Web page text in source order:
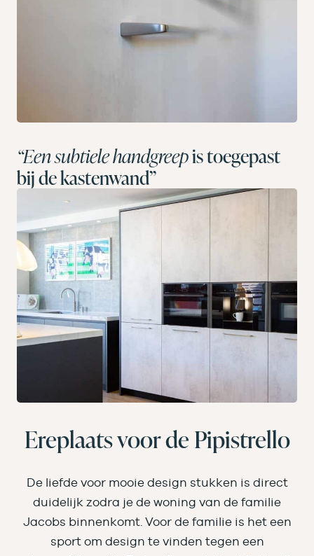
“Een subtiele handgreepis toegepast
bij de kastenwand”
Ereplaats voor de Pipistrello
De liefde voor mooie design stukken is direct
duidelijk zodra je de woning van de familie
Jacobs binnenkomt. Voor de familie is het een
sport om design te vinden tegen een